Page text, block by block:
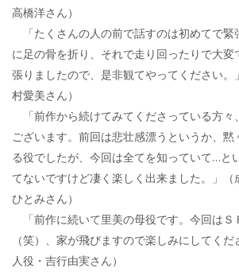
高橋洋さん）
「たくさんの人の前で話すのは初めてで緊
に足の骨を折り、それで走り回ったりで大
張りましたので、是非観てやってください。
村愛美さん）
「前作から続けてみてくださっている方々
ございます。前回は悲壮感漂うというか、
る役でしたが、今回は全てを知っていて…と
てないですけど凄く楽しく出来ました。」（
ひとみさん）
「前作に続いて里美の母役です。今回はＳ
（笑）、家が飛びますので楽しみにしてく
人役・吉行由実さん）